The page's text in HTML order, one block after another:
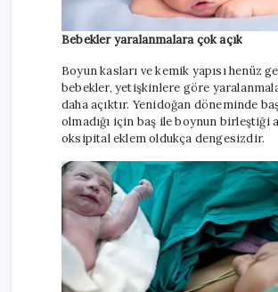
Bebekler yaralanmalara çok açık
Boyun kasları ve kemik yapısı henüz
bebekler, yetişkinlere göre
daha açıktır. Yenidoğan döneminde
olmadığı için baş ile boynun birleştiği
oksipital eklem oldukça dengesizdir.